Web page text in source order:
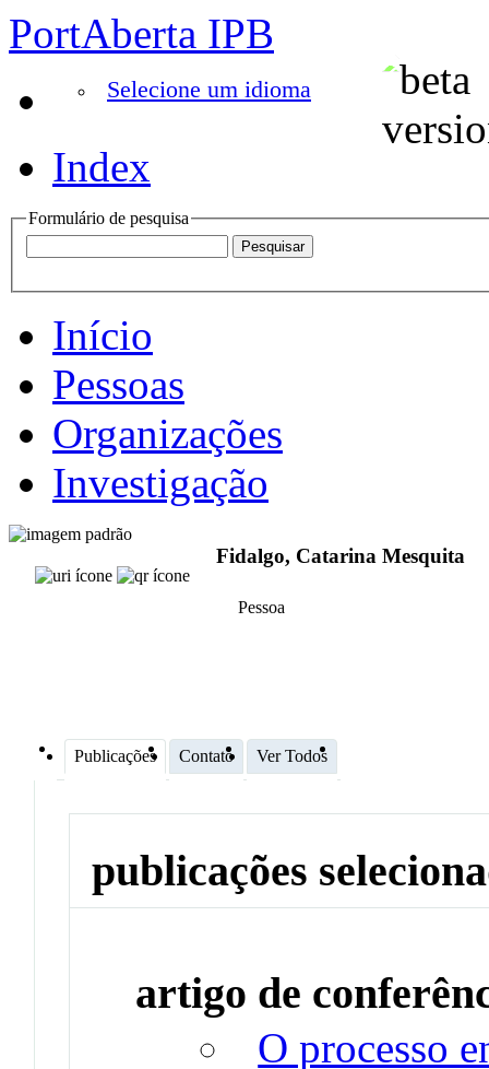
PortAberta IPB
Selecione um idioma
Index
Formulário de pesquisa
Início
Pessoas
Organizações
Investigação
Fidalgo, Catarina Mesquita
Pessoa
Publicações Contato Ver Todos
publicações
artigo de
O processo